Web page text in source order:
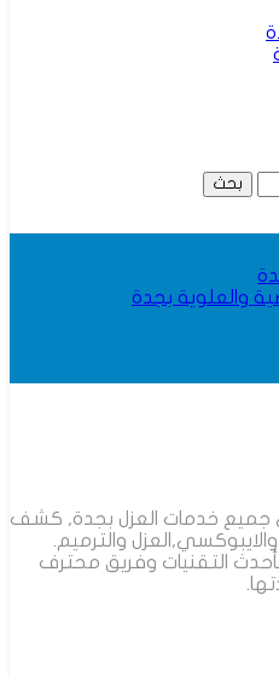
والعلوية بجدة
خدمات العزل بجدة, كشف
والترميم.
التقنيات وفريق محترف